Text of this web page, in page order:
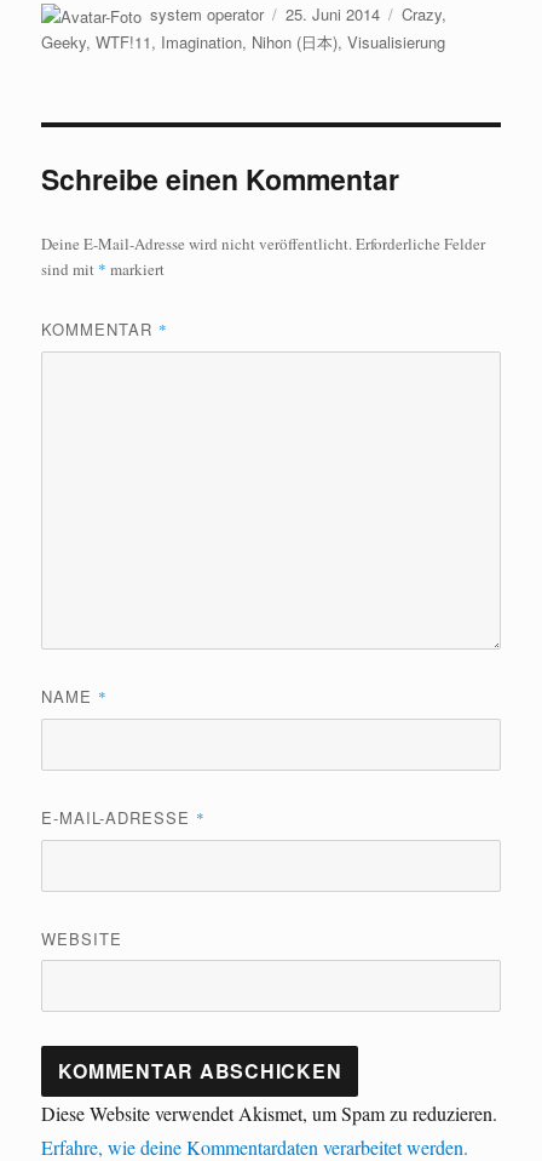
Autor
system operator
Veröffentlicht
am
25. Juni 2014 Kategorien
Crazy,
Geeky, WTF!11, Imagination, Nihon (日本),Visualisierung
Schreibe einen Kommentar
Deine E-Mail-Adresse wird nicht veröffentlicht. Erforderliche Felder
sind mit * markiert
KOMMENTAR *
NAME *
E-MAIL-ADRESSE *
WEBSITE
Diese Website verwendet Akismet, um Spam zu reduzieren.
Erfahre, wie deine Kommentardaten verarbeitet werden.